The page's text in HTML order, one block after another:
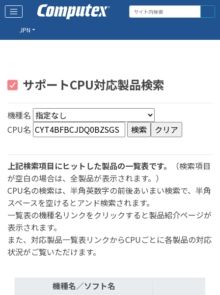
JPN
サポートCPU対応製品検索
機種名
CPU名
上記検索項目にヒットした製品の一覧表です。
（検索項目
が空白の場合は、全製品が表示されます。）
CPU名の検索は、半角英数字の前後あいまい検索で、半角
スペースを空けるとアンド検索されます。
一覧表の機種名リンクをクリックすると製品紹介ページが
表示されます。
また、対応製品一覧表リンクからCPUごとに各製品の対応
状況がご覧いただけます。
機種名／ソフト名